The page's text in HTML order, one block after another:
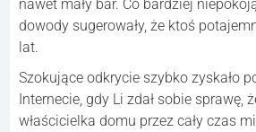
nawet mały bar. Co bardziej
dowody sugerowały, że ktoś
lat.
Szokujące odkrycie szybko zyskało
Internecie, gdy Li zdał sobie sprawę,
właścicielka domu przez cały czas